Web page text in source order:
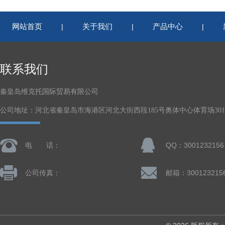
网站首页 | 关于我们 | 产品中心 |
联系我们
秦皇岛维克托国际贸易有限公司
公司地址：河北省秦皇岛市海港区河北大街西段185号奥体中心体育场
电 话： QQ：3001232156
公司传真： 邮箱：